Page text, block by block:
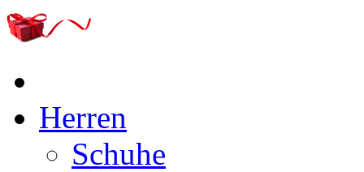
Herren
Schuhe